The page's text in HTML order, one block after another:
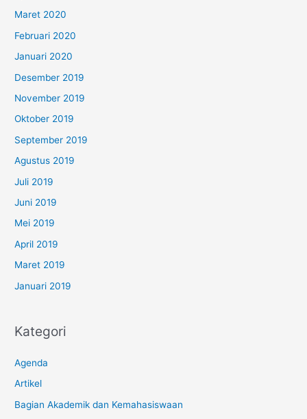
Maret 2020
Februari 2020
Januari 2020
Desember 2019
November 2019
Oktober 2019
September 2019
Agustus 2019
Juli 2019
Juni 2019
Mei 2019
April 2019
Maret 2019
Januari 2019
Kategori
Agenda
Artikel
Bagian Akademik dan Kemahasiswaan